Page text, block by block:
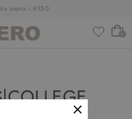
sopra i €150
0